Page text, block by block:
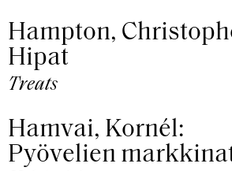
Hampton,
Hipat
Treats
Hamvai, Kornél:
Pyövelien